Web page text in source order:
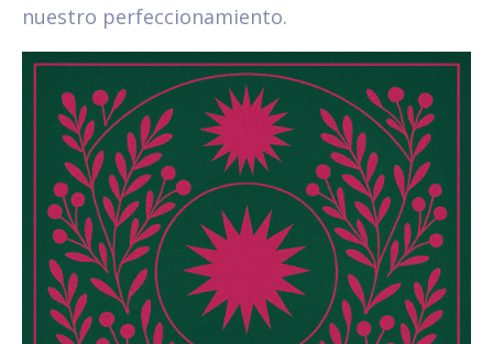
nuestro perfeccionamiento.